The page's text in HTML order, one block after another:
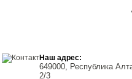
Наш адрес:
649000, Республика
2/3